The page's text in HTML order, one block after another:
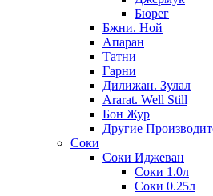
Бюрег
Бжни. Ной
Апаран
Татни
Гарни
Дилижан. Зулал
Ararat. Well Still
Бон Жур
Другие
Соки
Соки Иджеван
Соки 1.0л
Соки 0.25л